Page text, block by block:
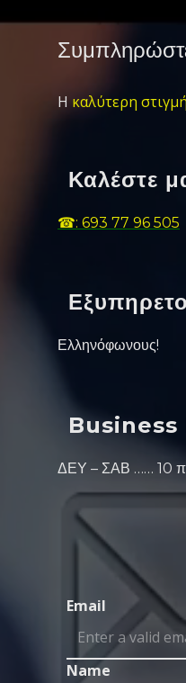
Η καλύτερη στιγμή
Καλέστε
☎: 693 77 96 505
Ελληνόφωνους!
Business
ΔΕΥ – ΣΑΒ …… 10
Email
Name